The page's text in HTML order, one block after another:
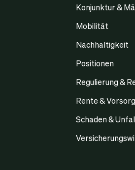
Konjunktur &
Mobilität
Nachhaltigkeit
Positionen
Regulierung &
Rente &
Schaden &